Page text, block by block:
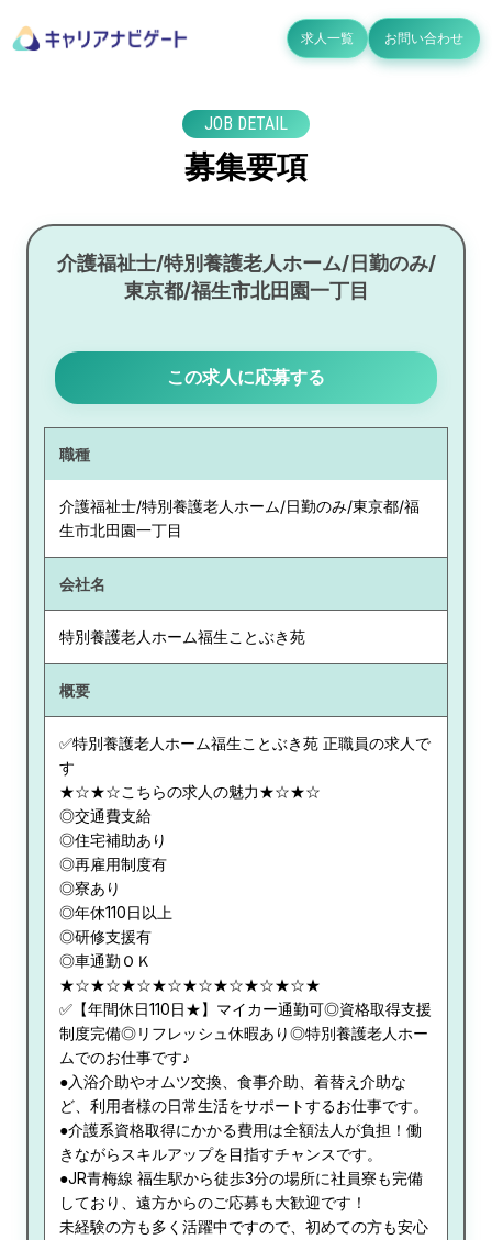
求人一覧 お問い合わせ
JOB DETAIL
募集要項
介護福祉士/特別養護老人ホーム/日勤のみ/
東京都/福生市北田園一丁目
この求人に応募する
職種
介護福祉士/特別養護老人ホーム/日勤のみ/東京都/福
生市北田園一丁目
会社名
特別養護老人ホーム福生ことぶき苑
概要
✅特別養護老人ホーム福生ことぶき苑 正職員の求人で
す
★☆★☆こちらの求人の魅力★☆★☆
◎交通費支給
◎住宅補助あり
◎再雇用制度有
◎寮あり
◎年休110日以上
◎研修支援有
◎車通勤ＯＫ
★☆★☆★☆★☆★☆★☆★☆★☆★
✅【年間休日110日★】マイカー通勤可◎資格取得支援
制度完備◎リフレッシュ休暇あり◎特別養護老人ホー
ムでのお仕事です♪
●入浴介助やオムツ交換、食事介助、着替え介助な
ど、利用者様の日常生活をサポートするお仕事です。
●介護系資格取得にかかる費用は全額法人が負担！働
きながらスキルアップを目指すチャンスです。
●JR青梅線 福生駅から徒歩3分の場所に社員寮も完備
しており、遠方からのご応募も大歓迎です！
未経験の方も多く活躍中ですので、初めての方も安心